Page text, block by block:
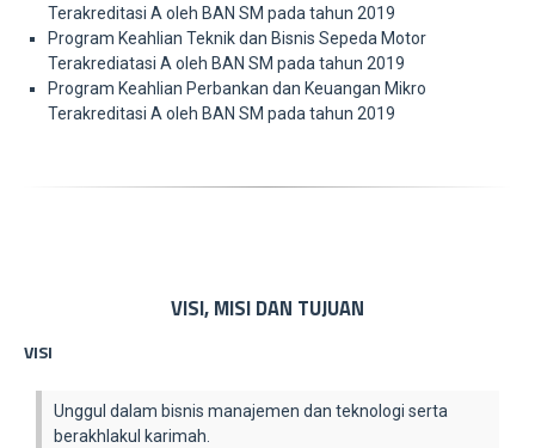
Terakreditasi A oleh BAN SM pada tahun 2019
Program Keahlian Teknik dan Bisnis Sepeda Motor
Terakrediatasi A oleh BAN SM pada tahun 2019
Program Keahlian Perbankan dan Keuangan Mikro
Terakreditasi A oleh BAN SM pada tahun 2019
VISI, MISI DAN TUJUAN
VISI
Unggul dalam bisnis manajemen dan teknologi serta
berakhlakul karimah.